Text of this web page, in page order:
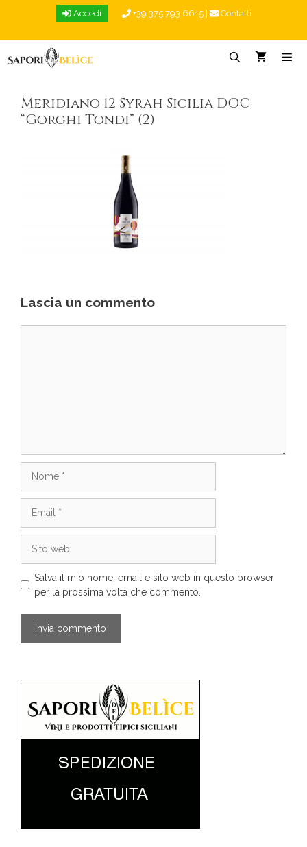
Accedi +39 375 793 6615 Contatti
Meridiano 12 Syrah Sicilia DOC
“Gorghi Tondi” (2)
Lascia un commento
web
Salva il mio nome, email e sito web in questo browser
per la prossima volta che commento.